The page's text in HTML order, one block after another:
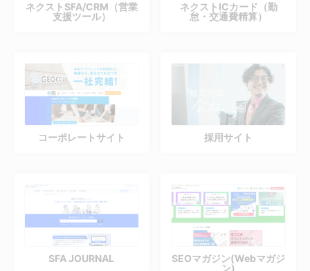
ネクストSFA/CRM（営業
支援ツール）
ネクストICカード（勤
怠・交通費精算）
コーポレートサイト 採用サイト
SFA JOURNAL
SEOマガジン(Webマガジ
ン)